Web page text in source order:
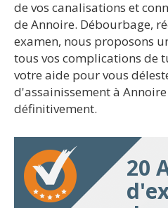
de vos canalisations et
de Annoire. Débourbage,
examen, nous proposons
tous vos complications de
votre aide pour vous
d'assainissement à
définitivement.
20